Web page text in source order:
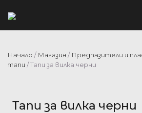
Начало / Магазин / Предпазители и
тапи / Тапи за вилка черни
Тапи за вилка черни